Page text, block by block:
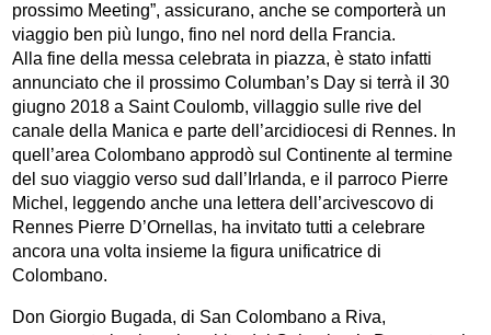
prossimo Meeting”, assicurano, anche se comporterà un
viaggio ben più lungo, fino nel nord della Francia.
Alla fine della messa celebrata in piazza, è stato infatti
annunciato che il prossimo Columban’s Day si terrà il 30
giugno 2018 a Saint Coulomb, villaggio sulle rive del
canale della Manica e parte dell’arcidiocesi di Rennes. In
quell’area Colombano approdò sul Continente al termine
del suo viaggio verso sud dall’Irlanda, e il parroco Pierre
Michel, leggendo anche una lettera dell’arcivescovo di
Rennes Pierre D’Ornellas, ha invitato tutti a celebrare
ancora una volta insieme la figura unificatrice di
Colombano.
Don Giorgio Bugada, di San Colombano a Riva,